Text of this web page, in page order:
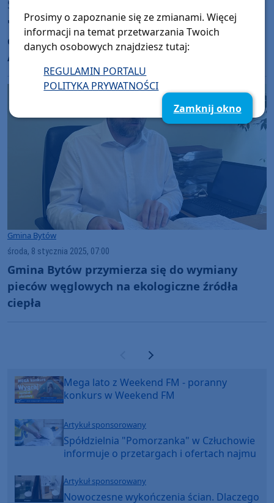
Sportowy Weekend nr 278
"Skończyłam karierę jako świadoma,
doświadczona i lubiąca siebie kobieta".
Angelika Cichocka o sportowej emeryturze
Gmina Bytów
środa, 8 stycznia 2025, 07:00
Gmina Bytów przymierza się do wymiany
pieców węglowych na ekologiczne źródła
ciepła
Poprzednia strona
Następna strona
Mega lato z Weekend FM - poranny
konkurs w Weekend FM
Artykuł sponsorowany
Spółdzielnia "Pomorzanka" w Człuchowie
informuje o przetargach i ofertach najmu
Artykuł sponsorowany
Nowoczesne wykończenia ścian. Dlaczego
Prosimy o zapoznanie się ze zmianami. Więcej
informacji na temat przetwarzania Twoich
danych osobowych znajdziesz tutaj:
REGULAMIN PORTALU
POLITYKA PRYWATNOŚCI
Zamknij okno